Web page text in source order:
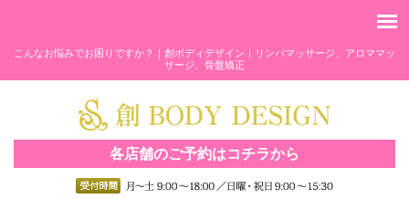
こんなお悩みでお困りですか？｜創ボディデザイン｜リンパマッサージ、アロママッ
サージ、骨盤矯正
各店舗のご予約はコチラから